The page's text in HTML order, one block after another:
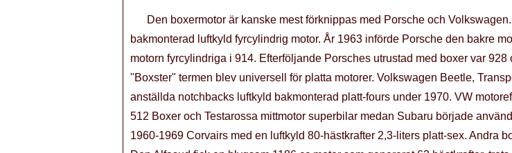
Den boxermotor är kanske mest förknippas med Porsche och
bakmonterad luftkyld fyrcylindrig motor. År 1963 införde Porsche den bakre
motorn fyrcylindriga i 914. Efterföljande Porsches utrustad med boxer var
"Boxster" termen blev universell för platta motorer. Volkswagen Beetle,
anställda notchbacks luftkyld bakmonterad platt-fours under 1970. VW
512 Boxer och Testarossa mittmotor superbilar medan Subaru började
1960-1969 Corvairs med en luftkyld 80-hästkrafter 2,3-liters platt-sex. Andra